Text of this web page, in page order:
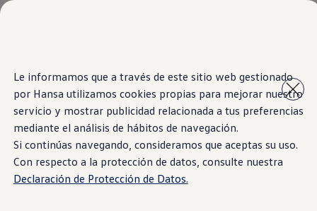
Le informamos que a través de este sitio web gestionado
por Hansa utilizamos cookies propias para mejorar nuestro
servicio y mostrar publicidad relacionada a tus preferencias
mediante el análisis de hábitos de navegación.
Si continúas navegando, consideramos que aceptas su uso.
Con respecto a la protección de datos, consulte nuestra
Declaración de Protección de Datos.
contenido
principal
a pie
de
página
Test Drive
Contáctenos
Marca y Experiencia
Volkswagen Bolivia
Espacio Exclusivo para Prensa
Latin NCAP
Tengo un Volkswagen
Manuales Volkswagen
Takata airbag recall campaign
6Models
Hatchback Filtros